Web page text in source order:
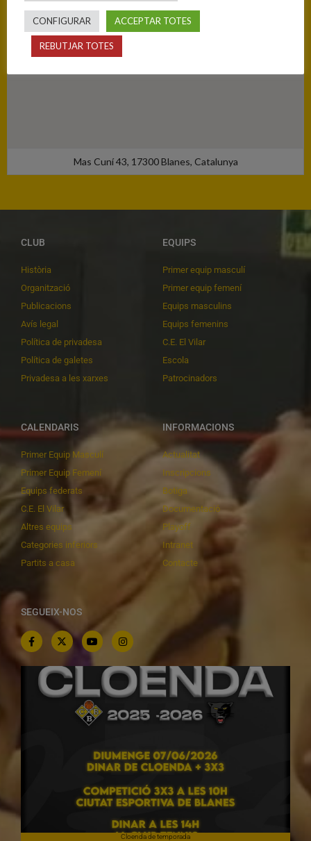
Mas Cuní 43, 17300 Blanes, Catalunya
CLUB
Història
Organització
Publicacions
Avís legal
Política de privadesa
Política de galetes
Privadesa a les xarxes
EQUIPS
Primer equip masculí
Primer equip femení
Equips masculins
Equips femenins
C.E. El Vilar
Escola
Patrocinadors
CALENDARIS
Primer Equip Masculí
Primer Equip Femení
Equips federats
C.E. El Vilar
Altres equips
Categories inferiors
Partits a casa
INFORMACIONS
Actualitat
Inscripcions
Botiga
Documentació
Playoff
Intranet
Contacte
SEGUEIX-NOS
Cloenda de temporada
CONFIGURAR ACCEPTAR TOTES
REBUTJAR TOTES